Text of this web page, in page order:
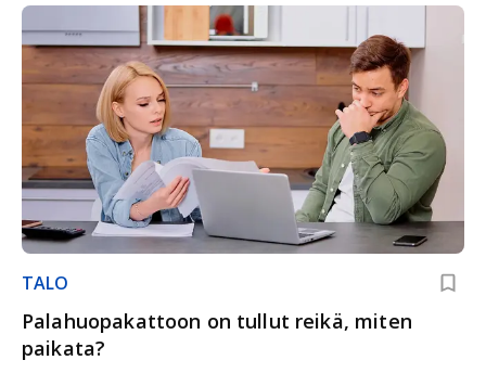
TALO
Palahuopakattoon on tullut reikä, miten
paikata?